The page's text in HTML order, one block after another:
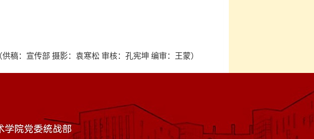
供稿：宣传部 摄影：袁寒松 审核：孔宪坤 编审：王蒙）